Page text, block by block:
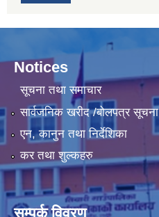
Notices
सूचना तथा समाचार
सार्वजनिक खरीद /बोलपत्र सूचना
एन, कानुन तथा निर्देशिका
कर तथा शुल्कहरु
सम्पर्क विवरण